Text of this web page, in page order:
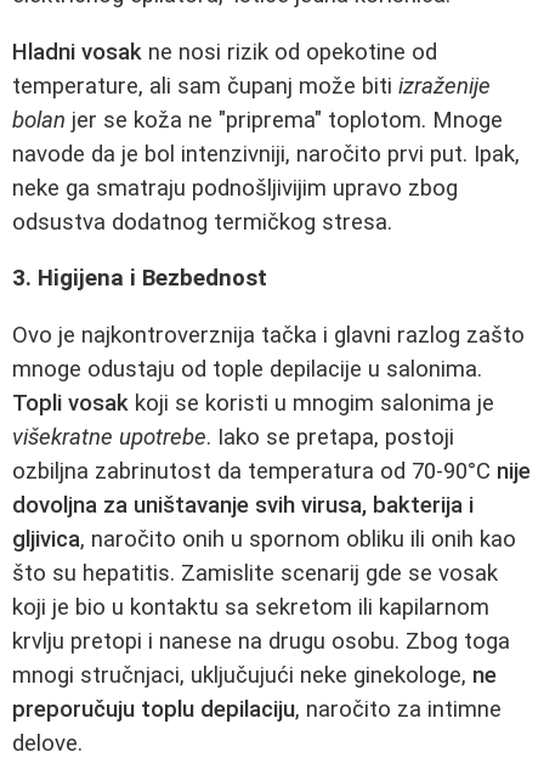
Hladni vosak ne nosi rizik od opekotine od
temperature, ali sam čupanj može biti izraženije
bolan jer se koža ne "priprema" toplotom. Mnoge
navode da je bol intenzivniji, naročito prvi put. Ipak,
neke ga smatraju podnošljivijim upravo zbog
odsustva dodatnog termičkog stresa.
3. Higijena i Bezbednost
Ovo je najkontroverznija tačka i glavni razlog zašto
mnoge odustaju od tople depilacije u salonima.
Topli vosak koji se koristi u mnogim salonima je
višekratne upotrebe. Iako se pretapa, postoji
ozbiljna zabrinutost da temperatura od 70-90°C nije
dovoljna za uništavanje svih virusa, bakterija i
gljivica, naročito onih u spornom obliku ili onih kao
što su hepatitis. Zamislite scenarij gde se vosak
koji je bio u kontaktu sa sekretom ili kapilarnom
krvlju pretopi i nanese na drugu osobu. Zbog toga
mnogi stručnjaci, uključujući neke ginekologe, ne
preporučuju toplu depilaciju, naročito za intimne
delove.